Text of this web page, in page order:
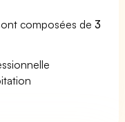
composées de3